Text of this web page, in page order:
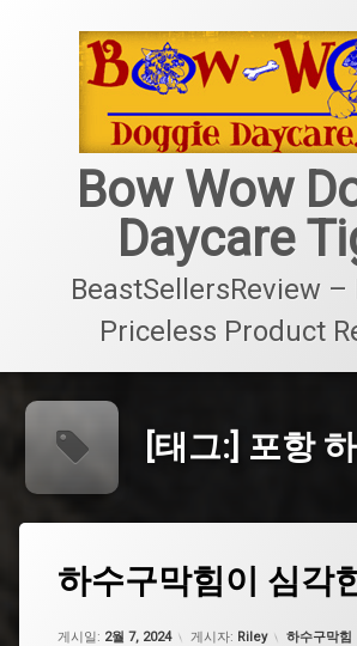
Bow Wow
Daycare
BeastSellersReview –
Priceless Product
[태그:] 포항
하수구막힘이 심각
게시일: 2월 7, 2024
업데이트 날짜: 5월 7, 2026
게시자: Riley 카테고리:
하수구막힘